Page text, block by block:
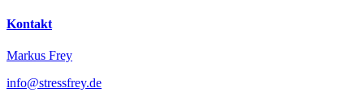
Kontakt
Markus Frey
info@stressfrey.de